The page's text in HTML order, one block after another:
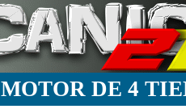
MOTOR DE 4